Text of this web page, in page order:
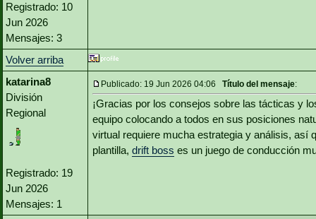
Registrado: 10
Jun 2026
Mensajes: 3
Volver arriba
katarina8
División
Regional
Registrado: 19
Jun 2026
Mensajes: 1
Publicado: 19 Jun 2026 04:06 Título del mensaje:
¡Gracias por los consejos sobre las tácticas y
equipo colocando a todos en sus posiciones
virtual requiere mucha estrategia y análisis, así
plantilla, drift boss es un juego de conducción